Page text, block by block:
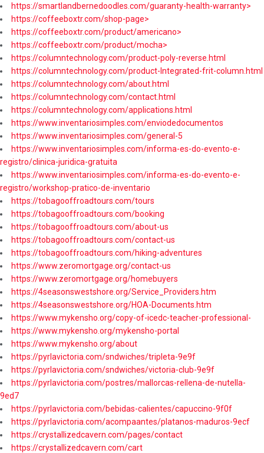
https://smartlandbernedoodles.com/guaranty-health-warranty>
https://coffeeboxtr.com/shop-page>
https://coffeeboxtr.com/product/americano>
https://coffeeboxtr.com/product/mocha>
https://columntechnology.com/product-poly-reverse.html
https://columntechnology.com/product-Integrated-frit-column.html
https://columntechnology.com/about.html
https://columntechnology.com/contact.html
https://columntechnology.com/applications.html
https://www.inventariosimples.com/enviodedocumentos
https://www.inventariosimples.com/general-5
https://www.inventariosimples.com/informa-es-do-evento-e-
registro/clinica-juridica-gratuita
https://www.inventariosimples.com/informa-es-do-evento-e-
registro/workshop-pratico-de-inventario
https://tobagooffroadtours.com/tours
https://tobagooffroadtours.com/booking
https://tobagooffroadtours.com/about-us
https://tobagooffroadtours.com/contact-us
https://tobagooffroadtours.com/hiking-adventures
https://www.zeromortgage.org/contact-us
https://www.zeromortgage.org/homebuyers
https://4seasonswestshore.org/Service_Providers.htm
https://4seasonswestshore.org/HOA-Documents.htm
https://www.mykensho.org/copy-of-icedc-teacher-professional-
https://www.mykensho.org/mykensho-portal
https://www.mykensho.org/about
https://pyrlavictoria.com/sndwiches/tripleta-9e9f
https://pyrlavictoria.com/sndwiches/victoria-club-9e9f
https://pyrlavictoria.com/postres/mallorcas-rellena-de-nutella-
9ed7
https://pyrlavictoria.com/bebidas-calientes/capuccino-9f0f
https://pyrlavictoria.com/acompaantes/platanos-maduros-9ecf
https://crystallizedcavern.com/pages/contact
https://crystallizedcavern.com/cart